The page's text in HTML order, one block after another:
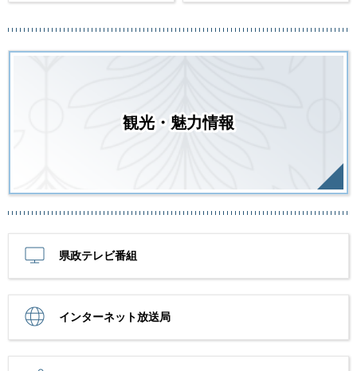
観光・魅力情報
県政テレビ番組
インターネット放送局